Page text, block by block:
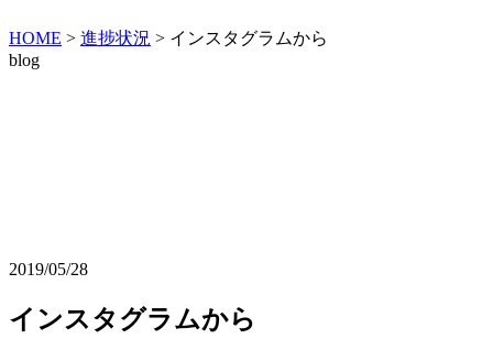
HOME > 進捗状況 > インスタグラムから
blog
2019/05/28
インスタグラムから